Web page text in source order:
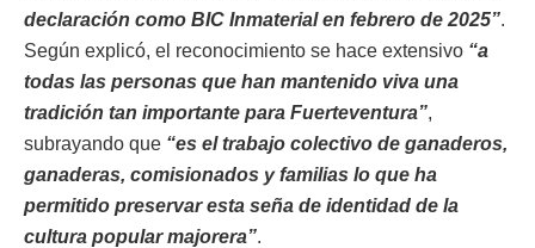
declaración como BIC Inmaterial en febrero de 2025”.
Según explicó, el reconocimiento se hace extensivo “a
todas las personas que han mantenido viva una
tradición tan importante para Fuerteventura”,
subrayando que “es el trabajo colectivo de ganaderos,
ganaderas, comisionados y familias lo que ha
permitido preservar esta seña de identidad de la
cultura popular majorera”.